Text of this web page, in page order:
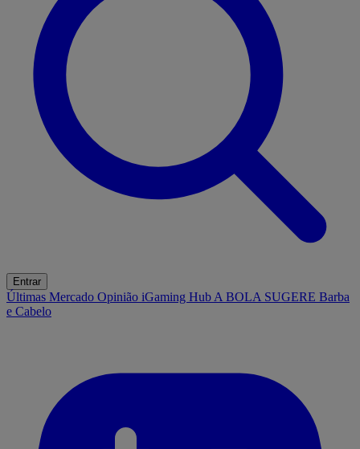
Entrar
Últimas Mercado Opinião iGaming Hub A BOLA SUGERE Barba
e Cabelo